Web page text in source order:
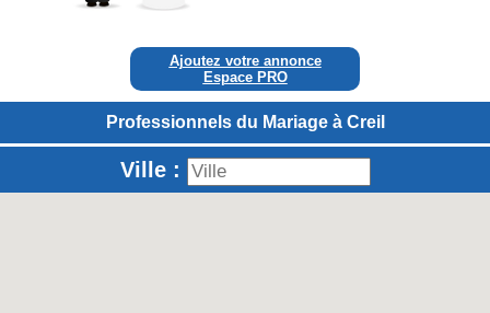
Ajoutez votre annonce
Espace PRO
Professionnels du Mariage à Creil
Ville :